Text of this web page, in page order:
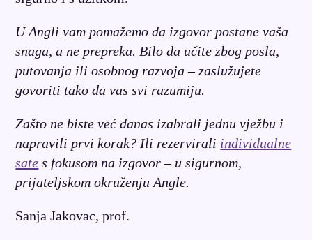
U Angli vam pomažemo da izgovor postane vaša
snaga, a ne prepreka. Bilo da učite zbog posla,
putovanja ili osobnog razvoja – zaslužujete
govoriti tako da vas svi razumiju.
Zašto ne biste već danas izabrali jednu vježbu i
napravili prvi korak? Ili rezervirali individualne
sate s fokusom na izgovor – u sigurnom,
prijateljskom okruženju Angle.
Sanja Jakovac, prof.